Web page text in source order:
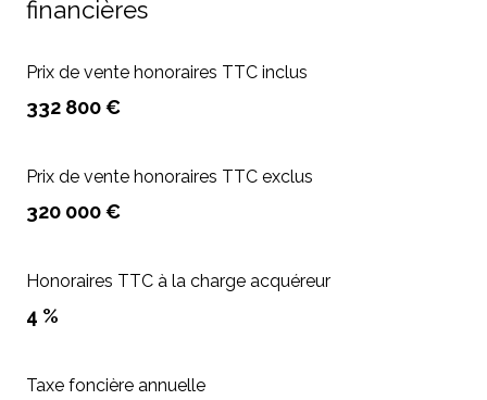
financières
Prix de vente honoraires TTC inclus
332 800 €
Prix de vente honoraires TTC exclus
320 000 €
Honoraires TTC à la charge acquéreur
4 %
Taxe foncière annuelle